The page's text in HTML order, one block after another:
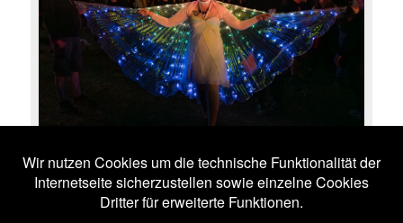
M’era Luna Festival